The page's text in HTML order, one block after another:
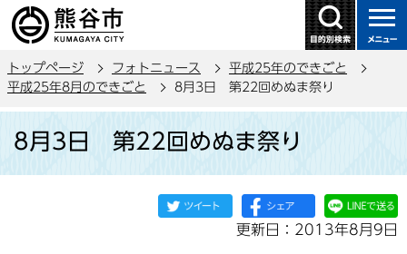
の
ー
トップページ フォトニュース
平成25年のできごと
平成25年8月のできごと
8月3日 第22回めぬま祭り
8月3日 第22回めぬま祭り
更新日：2013年8月9日